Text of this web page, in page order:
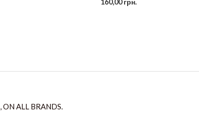
160,00грн.
ON ALL BRANDS.